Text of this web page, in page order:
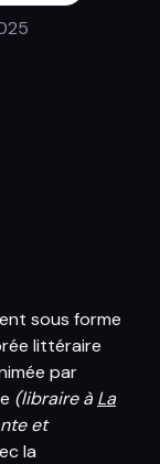
sous forme
littéraire
par
(libraire à La
et
la